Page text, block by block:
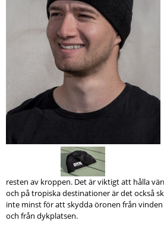
DYK Guiden
Shop
Kontakt
resten av kroppen. Det är viktigt att hålla
och på tropiska destinationer är det också
inte minst för att skydda öronen från
och från dykplatsen.